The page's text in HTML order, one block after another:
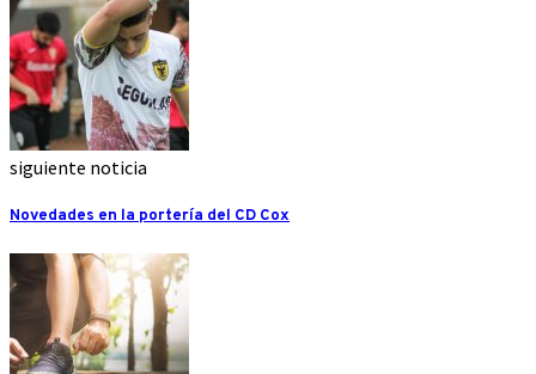
siguiente noticia
Novedades en la portería del CD Cox